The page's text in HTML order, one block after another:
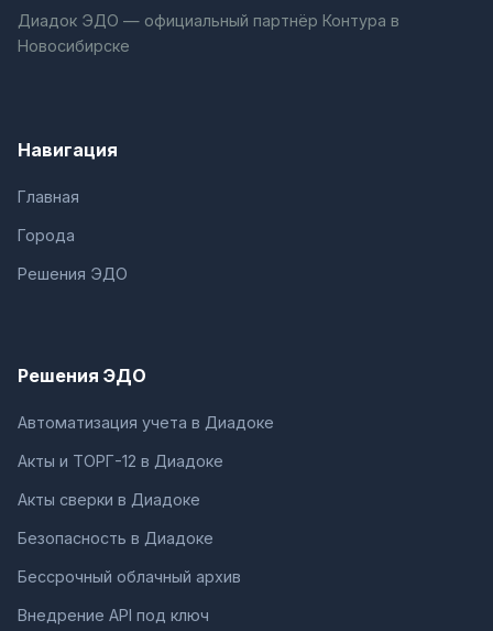
Диадок ЭДО — официальный партнёр Контура в
Новосибирске
Навигация
Главная
Города
Решения ЭДО
Решения ЭДО
Автоматизация учета в Диадоке
Акты и ТОРГ-12 в Диадоке
Акты сверки в Диадоке
Безопасность в Диадоке
Бессрочный облачный архив
Внедрение API под ключ